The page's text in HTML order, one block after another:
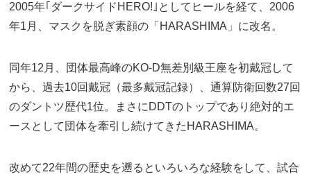
2005年｢ダークサイドHERO!｣としてヒールを経て、2006
年1月、マスクを脱ぎ素顔の「HARASHIMA」に改名。
同年12月、団体最高峰のKO-D無差別級王座を初戴冠して
から、過去10回戴冠（最多戴冠記録）、通算防衛回数27回
のダントツ歴代1位。まさにDDTのトップであり絶対的エ
ースとして団体を牽引し続けてきたHARASHIMA。
改めて22年間の歴史を遡るといろいろな経験をして、試合